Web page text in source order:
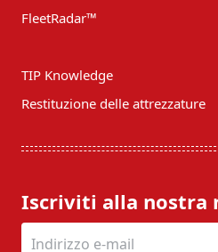
FleetRadar™
TIP Knowledge
Restituzione delle attrezzature
Iscriviti alla nostra